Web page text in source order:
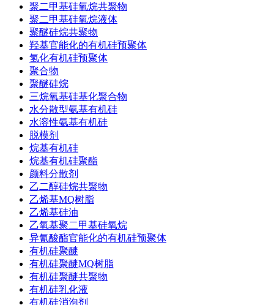
聚二甲基硅氧烷共聚物
聚二甲基硅氧烷液体
聚醚硅烷共聚物
羟基官能化的有机硅预聚体
氢化有机硅预聚体
聚合物
聚醚硅烷
三烷氧基硅基化聚合物
水分散型氨基有机硅
水溶性氨基有机硅
脱模剂
烷基有机硅
烷基有机硅聚酯
颜料分散剂
乙二醇硅烷共聚物
乙烯基MQ树脂
乙烯基硅油
乙氧基聚二甲基硅氧烷
异氰酸酯官能化的有机硅预聚体
有机硅聚醚
有机硅聚醚MQ树脂
有机硅聚醚共聚物
有机硅乳化液
有机硅消泡剂